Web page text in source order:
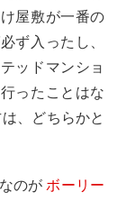
屋敷が一番の
ず入ったし、
ッドマンショ
ったことはな
、どちらかと
のが ボーリー